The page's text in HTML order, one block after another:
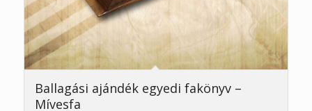
4.67
Ballagási ajándék egyedi fakönyv –
Mívesfa